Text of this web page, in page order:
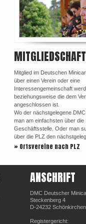
MITGLIEDSCHAFT
Mitglied im Deutschen
über einen Verein oder eine
Interessengemeinschaft
beziehungsweise die dem
angeschlossen ist.
Wo der nächstgelegene
man am einfachsten über die
Geschäftsstelle. Oder man
über die PLZ den
» Ortsvereine nach PLZ
ANSCHRIFT
DMC Deutscher
Steckenberg 4
D-24232 Schönkirchen
Registergericht: